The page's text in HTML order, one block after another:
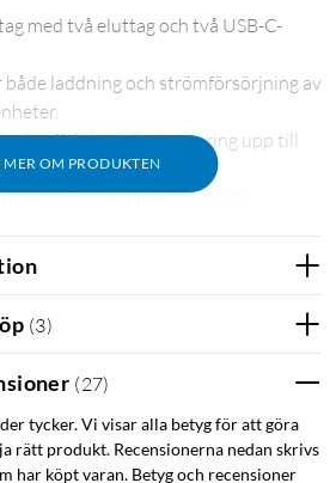
MER OM PRODUKTEN
med två eluttag och två USB-C-
både laddning och strömförsörjning av
effektiv strömhantering upp till
format.
passar in i hemmets alla rum.
strömförsörjning på ett organiserat
soffhörn, sängbord och andra
och snyggare – format
effektiv och stabil USB-C-
30 W, vilket gör Brick väl lämpad för
(3)
(27)
tycker. Vi visar alla betyg för att göra
rätt produkt. Recensionerna nedan skrivs
har köpt varan. Betyg och recensioner